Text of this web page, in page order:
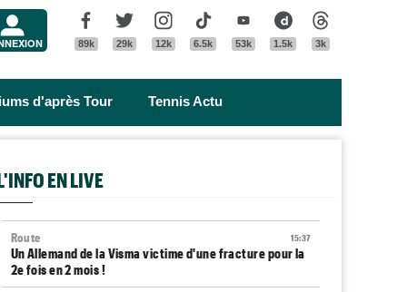
Facebook
89k
Twitter
29k
Instagram
12k
Tik Tok
6.5k
Youtube
53k
Dailymotion
1.5k 3k
d'après Tour Tennis Actu
EN LIVE
15:37
Route
Un Allemand de la Visma victime d'une fracture pour la
2e fois en 2 mois !